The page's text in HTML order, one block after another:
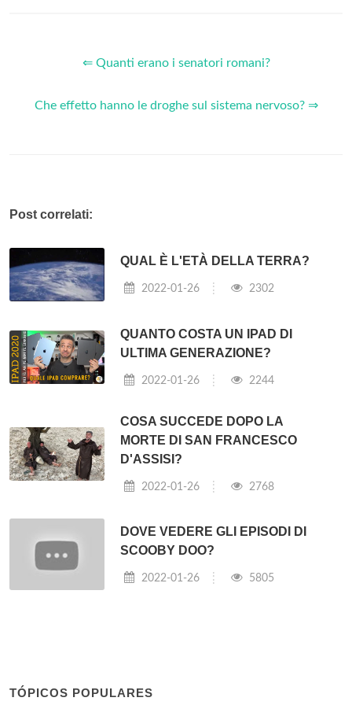
⇐ Quanti erano i senatori romani?
Che effetto hanno le droghe sul sistema nervoso? ⇒
Post correlati:
QUAL È L'ETÀ DELLA TERRA?
2022-01-26 2302
QUANTO COSTA UN IPAD DI
ULTIMA GENERAZIONE?
2022-01-26 2244
COSA SUCCEDE DOPO LA
MORTE DI SAN FRANCESCO
D'ASSISI?
2022-01-26 2768
DOVE VEDERE GLI EPISODI DI
SCOOBY DOO?
2022-01-26 5805
TÓPICOS POPULARES